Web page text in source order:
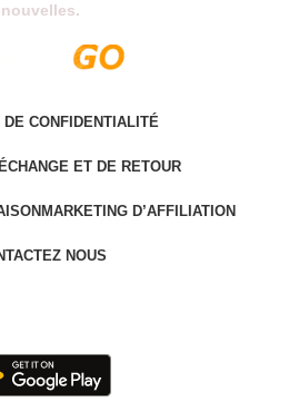
nouvelles.
DE CONFIDENTIALITÉ
ET DE RETOUR
MARKETING D’AFFILIATION
NOUS